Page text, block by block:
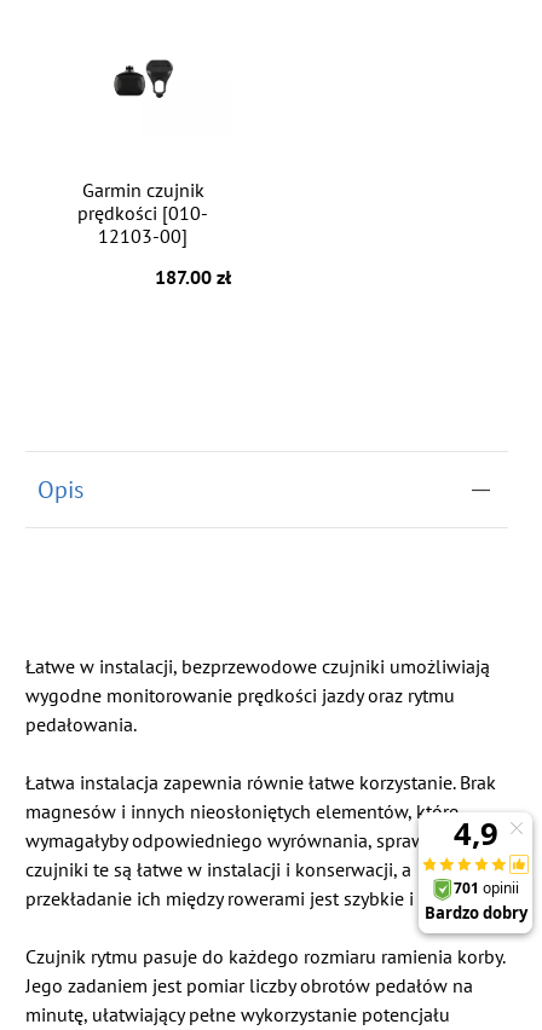
Garmin czujnik
prędkości [010-
12103-00]
187.00 zł
Opis
Łatwe w instalacji, bezprzewodowe czujniki umożliwiają
wygodne monitorowanie prędkości jazdy oraz rytmu
pedałowania.
Łatwa instalacja zapewnia równie łatwe korzystanie. Brak
magnesów i innych nieosłoniętych elementów, które
wymagałyby odpowiedniego wyrównania, sprawia, że
czujniki te są łatwe w instalacji i konserwacji, a
przekładanie ich między rowerami jest szybkie i wygodne.
Czujnik rytmu pasuje do każdego rozmiaru ramienia korby.
Jego zadaniem jest pomiar liczby obrotów pedałów na
minutę, ułatwiający pełne wykorzystanie potencjału